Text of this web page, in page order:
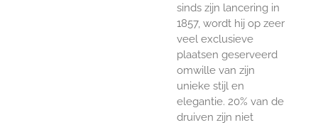
sinds zijn lancering in
1857, wordt hij op zeer
veel exclusieve
plaatsen geserveerd
omwille van zijn
unieke stijl en
elegantie. 20% van de
druiven zijn niet